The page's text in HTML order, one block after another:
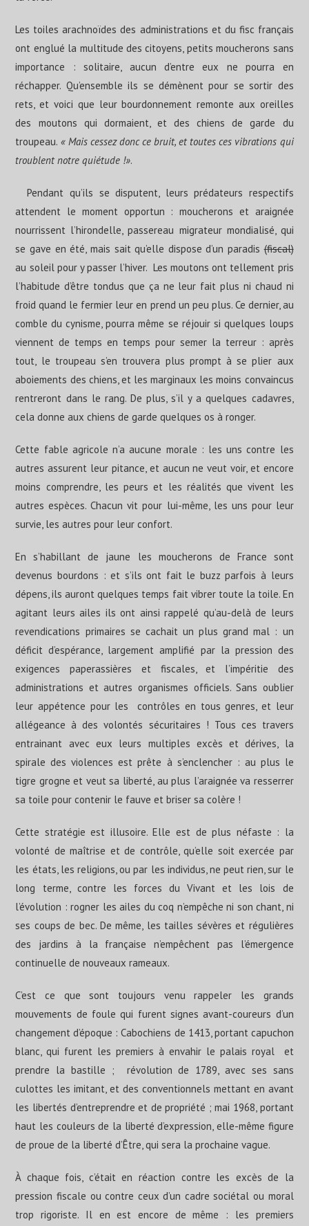
Les toiles arachnoïdes des administrations et du fisc français
ont englué la multitude des citoyens, petits moucherons sans
importance : solitaire, aucun d’entre eux ne pourra en
réchapper. Qu’ensemble ils se démènent pour se sortir des
rets, et voici que leur bourdonnement remonte aux oreilles
des moutons qui dormaient, et des chiens de garde du
troupeau. « Mais cessez donc ce bruit, et toutes ces vibrations qui
troublent notre quiétude !».
Pendant qu’ils se disputent, leurs prédateurs respectifs
attendent le moment opportun : moucherons et araignée
nourrissent l’hirondelle, passereau migrateur mondialisé, qui
se gave en été, mais sait qu’elle dispose d’un paradis(fiscal)
au soleil pour y passer l’hiver. Les moutons ont tellement pris
l’habitude d’être tondus que ça ne leur fait plus ni chaud ni
froid quand le fermier leur en prend un peu plus. Ce dernier, au
comble du cynisme, pourra même se réjouir si quelques loups
viennent de temps en temps pour semer la terreur : après
tout, le troupeau s’en trouvera plus prompt à se plier aux
aboiements des chiens, et les marginaux les moins convaincus
rentreront dans le rang. De plus, s’il y a quelques cadavres,
cela donne aux chiens de garde quelques os à ronger.
Cette fable agricole n’a aucune morale : les uns contre les
autres assurent leur pitance, et aucun ne veut voir, et encore
moins comprendre, les peurs et les réalités que vivent les
autres espèces. Chacun vit pour lui-même, les uns pour leur
survie, les autres pour leur confort.
En s’habillant de jaune les moucherons de France sont
devenus bourdons : et s’ils ont fait le buzz parfois à leurs
dépens, ils auront quelques temps fait vibrer toute la toile. En
agitant leurs ailes ils ont ainsi rappelé qu’au-delà de leurs
revendications primaires se cachait un plus grand mal : un
déficit d’espérance, largement amplifié par la pression des
exigences paperassières et fiscales, et l’impéritie des
administrations et autres organismes officiels. Sans oublier
leur appétence pour les contrôles en tous genres, et leur
allégeance à des volontés sécuritaires ! Tous ces travers
entrainant avec eux leurs multiples excès et dérives, la
spirale des violences est prête à s’enclencher : au plus le
tigre grogne et veut sa liberté, au plus l’araignée va resserrer
sa toile pour contenir le fauve et briser sa colère !
Cette stratégie est illusoire. Elle est de plus néfaste : la
volonté de maîtrise et de contrôle, qu’elle soit exercée par
les états, les religions, ou par les individus, ne peut rien, sur le
long terme, contre les forces du Vivant et les lois de
l’évolution : rogner les ailes du coq n’empêche ni son chant, ni
ses coups de bec. De même, les tailles sévères et régulières
des jardins à la française n’empêchent pas l’émergence
continuelle de nouveaux rameaux.
C’est ce que sont toujours venu rappeler les grands
mouvements de foule qui furent signes avant-coureurs d’un
changement d’époque : Cabochiens de 1413, portant capuchon
blanc, qui furent les premiers à envahir le palais royal et
prendre la bastille ; révolution de 1789, avec ses sans
culottes les imitant, et des conventionnels mettant en avant
les libertés d’entreprendre et de propriété ; mai 1968, portant
haut les couleurs de la liberté d’expression, elle-même figure
de proue de la liberté d’Être, qui sera la prochaine vague.
À chaque fois, c’était en réaction contre les excès de la
pression fiscale ou contre ceux d’un cadre sociétal ou moral
trop rigoriste. Il en est encore de même : les premiers